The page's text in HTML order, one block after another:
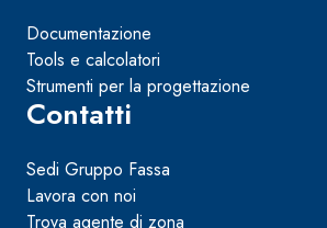
Documentazione
Tools e calcolatori
Strumenti per la progettazione
Contatti
Sedi Gruppo Fassa
Lavora con noi
Trova agente di zona